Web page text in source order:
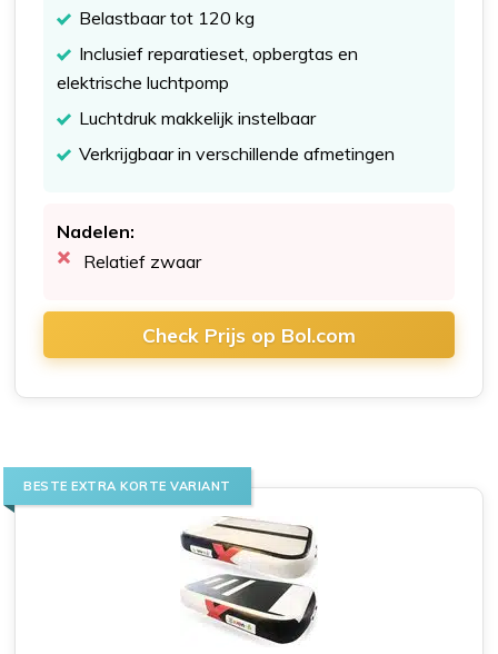
Belastbaar tot 120 kg
Inclusief reparatieset, opbergtas en
elektrische luchtpomp
Luchtdruk makkelijk instelbaar
Verkrijgbaar in verschillende afmetingen
Nadelen:
Relatief zwaar
Check Prijs op Bol.com
BESTE EXTRA KORTE VARIANT